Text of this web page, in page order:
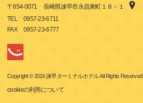
〒854-0071
長崎県諫早市永昌東町１８－１
TEL
0957-23-6711
FAX
0957-23-6777
Copyright © 2019 諫早ターミナルホテル All Rights Reserved.
cookieの利用について